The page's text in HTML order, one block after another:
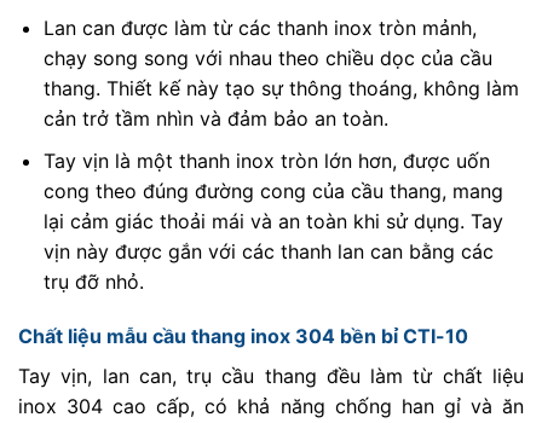
Lan can được làm từ các thanh inox tròn mảnh,
chạy song song với nhau theo chiều dọc của cầu
thang. Thiết kế này tạo sự thông thoáng, không làm
cản trở tầm nhìn và đảm bảo an toàn.
Tay vịn là một thanh inox tròn lớn hơn, được uốn
cong theo đúng đường cong của cầu thang, mang
lại cảm giác thoải mái và an toàn khi sử dụng. Tay
vịn này được gắn với các thanh lan can bằng các
trụ đỡ nhỏ.
Chất liệu mẫu cầu thang inox 304 bền bỉ CTI-10
Tay vịn, lan can, trụ cầu thang đều làm từ chất liệu
inox 304 cao cấp, có khả năng chống han gỉ và ăn